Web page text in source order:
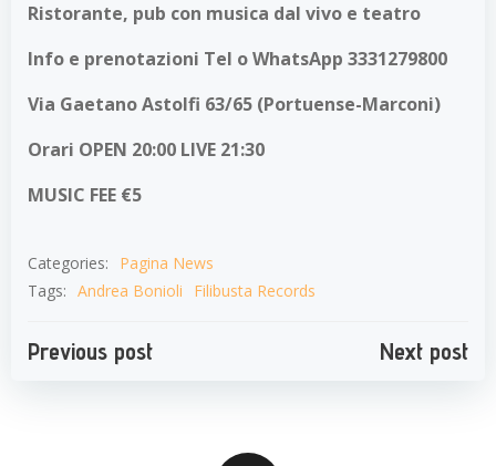
Ristorante, pub con musica dal vivo e teatro
Info e prenotazioni Tel o WhatsApp 3331279800
Via Gaetano Astolfi 63/65 (Portuense-Marconi)
Orari OPEN 20:00 LIVE 21:30
MUSIC FEE €5
Categories:
Pagina News
Tags: Andrea Bonioli Filibusta Records
Navigazione
Previous post
Navigazione
Next post